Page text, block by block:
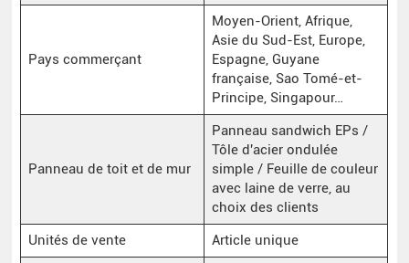
Pays commerçant
Moyen-Orient, Afrique,
Asie du Sud-Est, Europe,
Espagne, Guyane
française, Sao Tomé-et-
Principe, Singapour…
Panneau de toit et de mur
Panneau sandwich EPs /
Tôle d'acier ondulée
simple / Feuille de couleur
avec laine de verre, au
choix des clients
Unités de vente
Article unique